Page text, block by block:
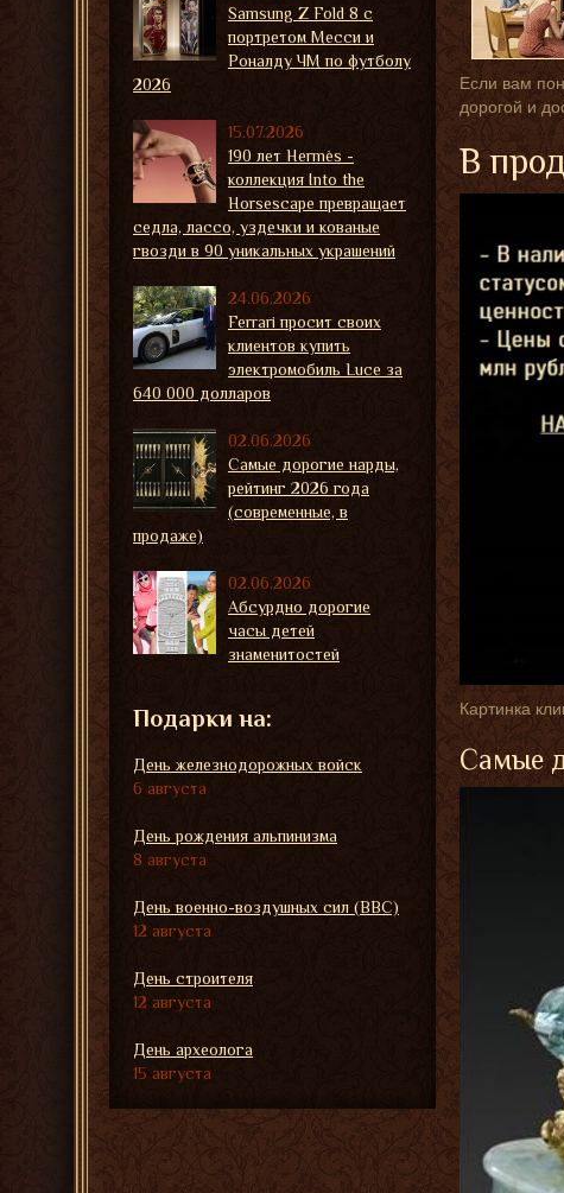
Если вам
дорогой и
В
Картинка
Самые
Samsung Z Fold 8 с
портретом Месси и
Роналду ЧМ по футболу
2026
15.07.2026
190 лет Hermès -
коллекция Into the
Horsescape превращает
седла, лассо, уздечки и кованые
гвозди в 90 уникальных украшений
24.06.2026
Ferrari просит своих
клиентов купить
электромобиль Luce за
640 000 долларов
02.06.2026
Самые дорогие нарды,
рейтинг 2026 года
(современные, в
продаже)
02.06.2026
Абсурдно дорогие
часы детей
знаменитостей
Подарки на:
День железнодорожных войск
6 августа
День рождения альпинизма
8 августа
День военно-воздушных сил (ВВС)
12 августа
День строителя
12 августа
День археолога
15 августа